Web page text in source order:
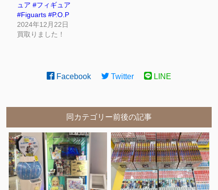
ュア #フィギュア
#Figuarts #P.O.P
2024年12月22日
買取りました！
Facebook Twitter LINE
同カテゴリー前後の記事